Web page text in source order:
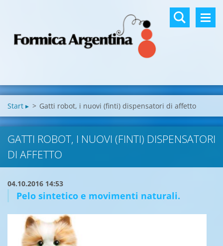
Start ▸ > Gatti robot, i nuovi (finti) dispensatori di affetto
GATTI ROBOT, I NUOVI (FINTI) DISPENSATORI
DI AFFETTO
04.10.2016 14:53
Pelo sintetico e movimenti naturali.